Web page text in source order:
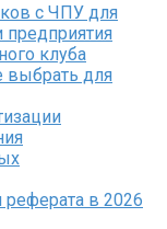
с ЧПУ для
клуба
выбрать для
реферата в 2026